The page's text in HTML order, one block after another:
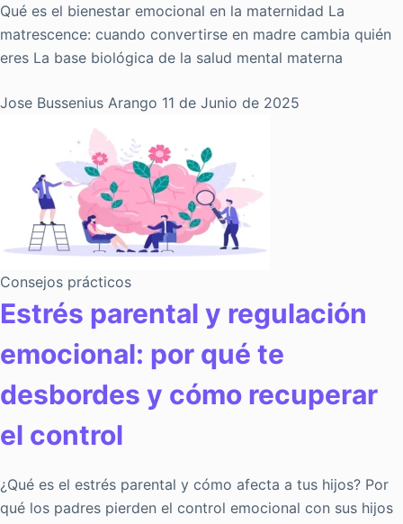
Qué es el bienestar emocional en la maternidad La
matrescence: cuando convertirse en madre cambia quién
eres La base biológica de la salud mental materna
Jose Bussenius Arango 11 de Junio de 2025
Consejos prácticos
Estrés parental y regulación
emocional: por qué te
desbordes y cómo recuperar
el control
¿Qué es el estrés parental y cómo afecta a tus hijos? Por
qué los padres pierden el control emocional con sus hijos